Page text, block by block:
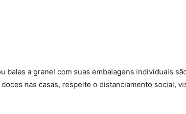
balas a granel com suas embalagens individuais
nas casas, respeite o distanciamento social,